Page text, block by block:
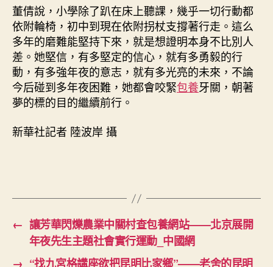
董倩說，小學除了趴在床上聽課，幾乎一切行動都
依附輪椅，初中到現在依附拐杖支撐著行走。這么
多年的磨難能堅持下來，就是想證明本身不比別人
差。她堅信，有多堅定的信心，就有多勇毅的行
動，有多強年夜的意志，就有多光亮的未來，不論
今后碰到多年夜困難，她都會咬緊包養牙關，朝著
夢的標的目的繼續前行。
新華社記者 陸波岸 攝
← 讓芳華閃爍農業中關村查包養網站——北京展開
年夜先生主題社會實行運動_中國網
→ “找九宮格講座欲把昆明比家鄉”——老舍的昆明